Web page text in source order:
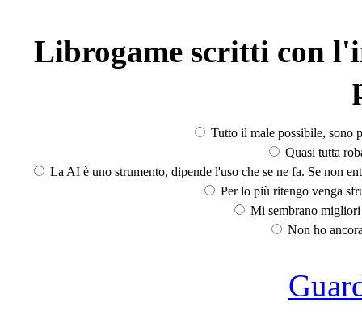
Librogame scritti con
Tutto il male possibile, sono
Quasi tutta
La AI è uno strumento, dipende l'uso che se ne fa. Se non
Per lo più ritengo venga
Mi sembrano
Non ho